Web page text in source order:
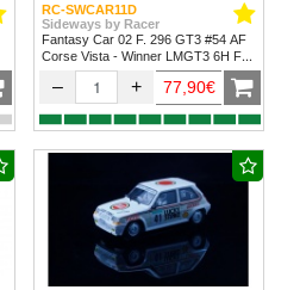
RC-SWCAR11D
Sideways by Racer
Fantasy Car 02 F. 296 GT3 #54 AF
Corse Vista - Winner LMGT3 6H Fuji
– + 77,90€